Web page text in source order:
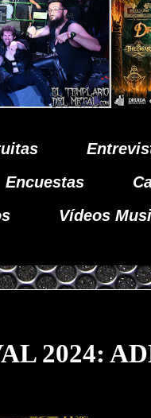
Encuestas
Vídeos
2024: